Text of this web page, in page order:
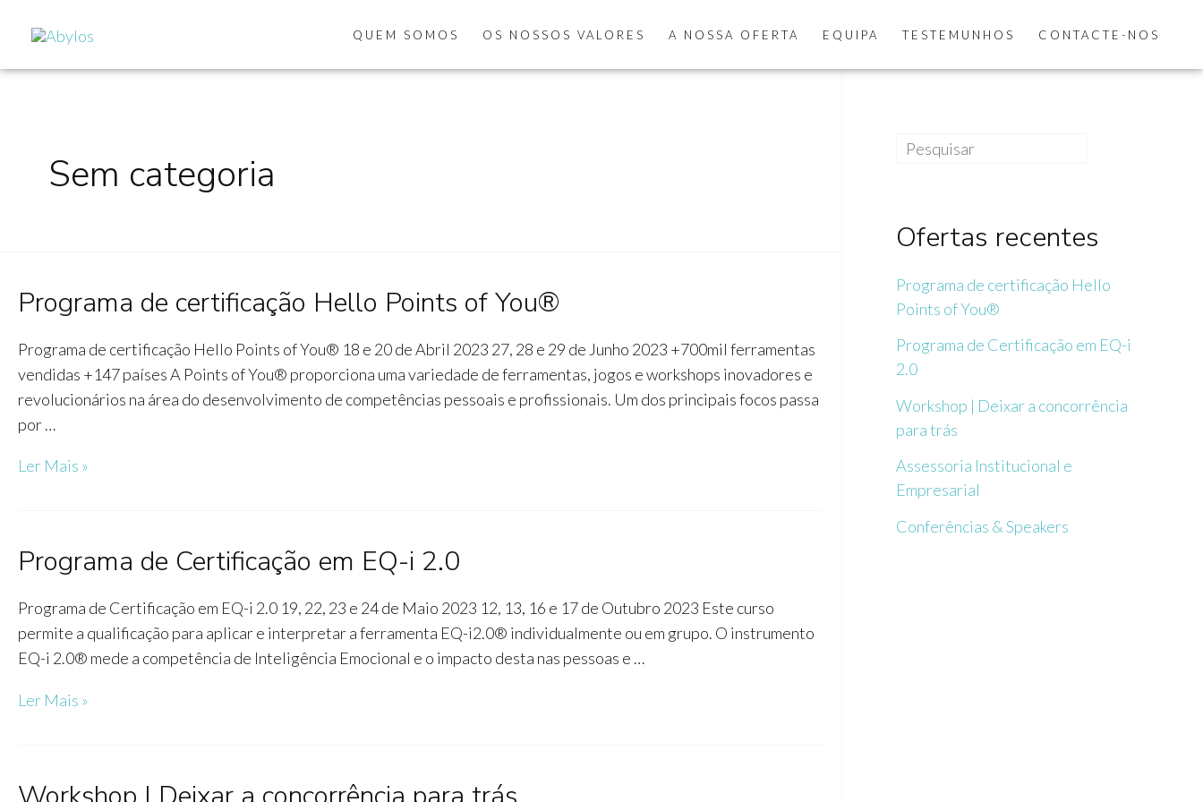
QUEM SOMOS OS NOSSOS VALORES A NOSSA OFERTA EQUIPA TESTEMUNHOS CONTACTE-NOS
Sem categoria
Programa de certificação Hello Points of You®
Programa de certificação Hello Points of You® 18 e 20 de Abril 2023 27, 28 e 29 de Junho 2023 +700mil ferramentas
vendidas +147 países A Points of You® proporciona uma variedade de ferramentas, jogos e workshops inovadores e
revolucionários na área do desenvolvimento de competências pessoais e profissionais. Um dos principais focos passa
por …
Programa
Points
You®
Ler Mais »
Programa de Certificação em EQ-i 2.0
Programa de Certificação em EQ-i 2.0 19, 22, 23 e 24 de Maio 2023 12, 13, 16 e 17 de Outubro 2023 Este curso
permite a qualificação para aplicar e interpretar a ferramenta EQ-i2.0® individualmente ou em grupo. O instrumento
EQ-i 2.0® mede a competência de Inteligência Emocional e o impacto desta nas pessoas e …
Programa
Ler Mais »
Pesquisar
Ofertas recentes
Programa de certificação Hello
Points of You®
Programa de Certificação em EQ-i
2.0
Workshop | Deixar a concorrência
para trás
Assessoria Institucional e
Empresarial
Conferências & Speakers